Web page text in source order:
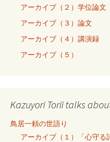
アーカイブ（２）学位論文
アーカイブ（３）論文
アーカイブ（４）講演録
アーカイブ（５）
Kazuyori Torii talks
鳥居一頼の世語り
アーカイブ（１）「心守る